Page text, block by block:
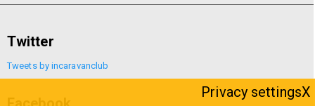
Twitter
Tweets by incaravanclub
Privacy settings